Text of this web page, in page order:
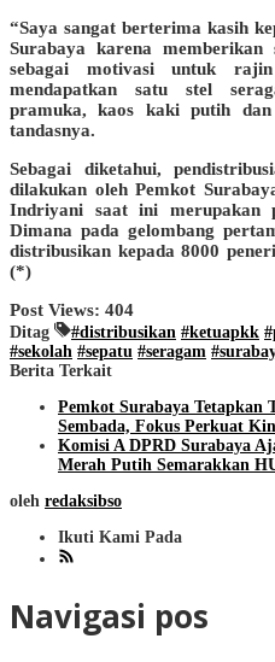
“Saya sangat berterima kasih
Surabaya karena memberikan
sebagai motivasi untuk
mendapatkan satu stel
pramuka, kaos kaki putih
tandasnya.
Sebagai diketahui,
dilakukan oleh Pemkot
Indriyani saat ini merupakan
Dimana pada gelombang
distribusikan kepada 8000
(*)
Post Views: 404
Ditag #distribusikan #ketuapkk
#sekolah #sepatu #seragam
Berita Terkait
Pemkot Surabaya Tetapkan
Sembada, Fokus Perkuat
Komisi A DPRD Surabaya
Merah Putih Semarakkan
oleh redaksibso
Ikuti Kami Pada
Navigasi pos